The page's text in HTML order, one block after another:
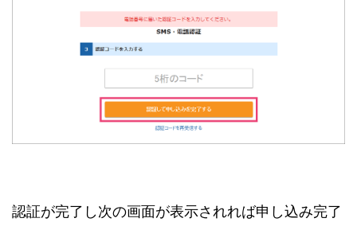
認証が完了し次の画面が表示されれば申し込み完了